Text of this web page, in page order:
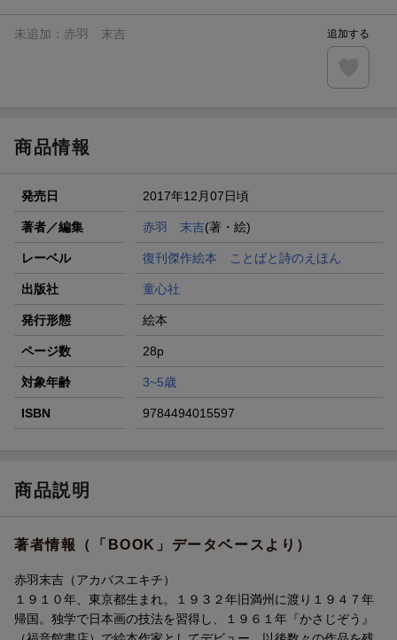
楽天モバイル紹介キャンペーンの拡散で300円OFFクーポン
条件達成で楽天限定・宝塚歌劇 宙組貸切公演ペアチケット
未追加： 赤羽 末吉 追加する
商品情報
発売日 2017年12月07日頃
著者／編集 赤羽 末吉(著・絵)
レーベル 復刊傑作絵本 ことばと詩のえほん
出版社 童心社
発行形態 絵本
ページ数 28p
対象年齢 3~5歳
ISBN 9784494015597
商品説明
著者情報（「BOOK」データベースより）
赤羽末吉（アカバスエキチ）
１９１０年、東京都生まれ。１９３２年旧満州に渡り１９４７年
帰国。独学で日本画の技法を習得し、１９６１年『かさじぞう』